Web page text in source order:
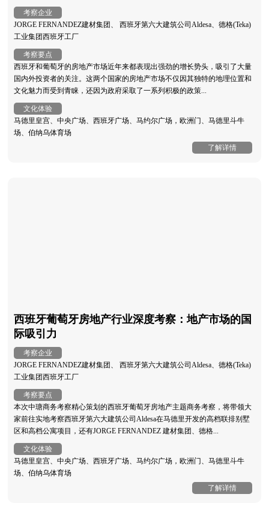
考察企业
JORGE FERNANDEZ建材集团、 西班牙第六大建筑公司Aldesa、德格(Teka)
工业集团西班牙工厂
考察要点
西班牙和葡萄牙的房地产市场近年来都表现出强劲的增长势头，吸引了大量
国内外投资者的关注。这两个国家的房地产市场不仅因其独特的地理位置和
文化魅力而受到青睐，还因为政府采取了一系列积极的政策...
文化体验
马德里皇宫、中央广场、西班牙广场、马约尔广场，欧洲门、马德里斗牛
场、伯纳乌体育场
了解详情
西班牙葡萄牙房地产行业深度考察：地产市场的国
际吸引力
考察企业
JORGE FERNANDEZ建材集团、 西班牙第六大建筑公司Aldesa、德格(Teka)
工业集团西班牙工厂
考察要点
本次中瑭商务考察精心策划的西班牙葡萄牙房地产主题商务考察，将带领大
家前往实地考察西班牙第六大建筑公司Aldesa在马德里开发的高档联排别墅
区和高档公寓项目，还有JORGE FERNANDEZ 建材集团、德格...
文化体验
马德里皇宫、中央广场、西班牙广场、马约尔广场，欧洲门、马德里斗牛
场、伯纳乌体育场
了解详情